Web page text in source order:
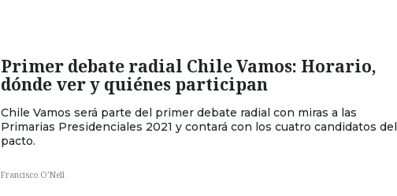
Primer debate radial Chile Vamos: Horario,
dónde ver y quiénes participan
Chile Vamos será parte del primer debate radial con miras a las
Primarias Presidenciales 2021 y contará con los cuatro candidatos del
pacto.
Francisco O’Nell